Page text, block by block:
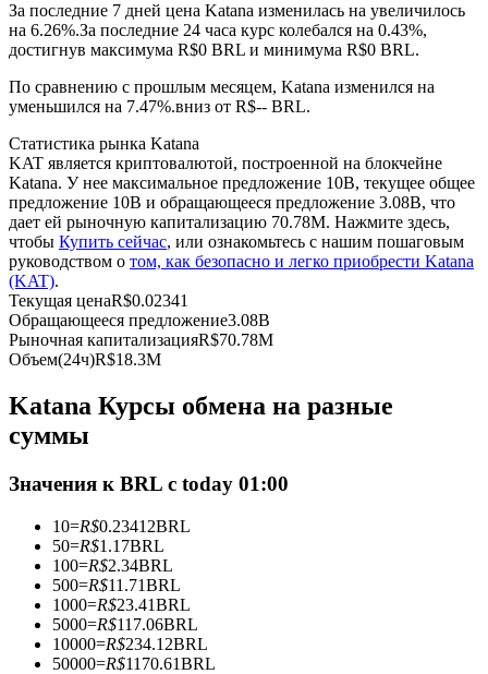
USDC фьючерсы
Фьючерсы с использованием USDC в качестве
обеспечения
Станьте копи-трейдером
За последние 7 дней цена Katana изменилась на увеличилось
на 6.26%.За последние 24 часа курс колебался на 0.43%,
достигнув максимума R$0 BRL и минимума R$0 BRL.
По сравнению с прошлым месяцем, Katana изменился на
уменьшился на 7.47%.вниз от R$-- BRL.
Статистика рынка Katana
KAT является криптовалютой, построенной на блокчейне
Katana. У нее максимальное предложение 10B, текущее общее
предложение 10B и обращающееся предложение 3.08B, что
дает ей рыночную капитализацию 70.78M. Нажмите здесь,
чтобы Купить сейчас, или ознакомьтесь с нашим пошаговым
руководством о том, как безопасно и легко приобрести Katana
(KAT).
Текущая ценаR$0.02341
Обращающееся предложение3.08B
Рыночная капитализацияR$70.78M
Объем(24ч)R$18.3M
Katana Курсы обмена на разные
суммы
Значения к BRL с today 01:00
10=R$0.23412BRL
50=R$1.17BRL
100=R$2.34BRL
500=R$11.71BRL
1000=R$23.41BRL
5000=R$117.06BRL
10000=R$234.12BRL
50000=R$1170.61BRL